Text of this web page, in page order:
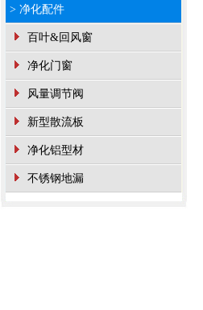
> 净化配件
百叶&回风窗
净化门窗
风量调节阀
新型散流板
净化铝型材
不锈钢地漏